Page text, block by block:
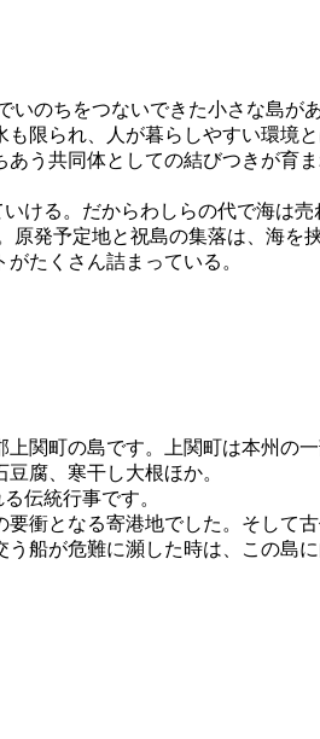
のちをつないできた小さな島が
限られ、人が暮らしやすい環境
う共同体としての結びつきが育
ける。だからわしらの代で海は
発予定地と祝島の集落は、海を
たくさん詰まっている。
関町の島です。上関町は本州の
腐、寒干し大根ほか。
伝統行事です。
衝となる寄港地でした。そして
船が危難に瀕した時は、この島